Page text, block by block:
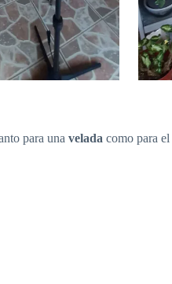
para una velada como para el